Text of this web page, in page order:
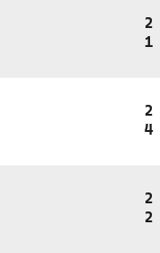
2
1
2
4
2
2